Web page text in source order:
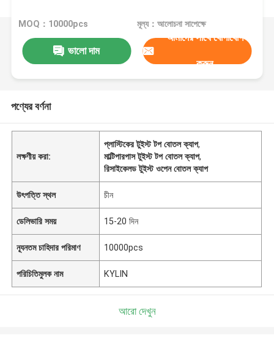
MOQ：10000pcs মূল্য：আলোচনা সাপেক্ষে
ভালো দাম
আমাদের সাথে যোগাযোগ
করুন
পণ্যের বর্ণনা
লক্ষণীয় করা:
প্লাস্টিকের টুইস্ট টপ বোতল ক্যাপ,
মাল্টিপারপাস টুইস্ট টপ বোতল ক্যাপ,
রিসাইকেলড টুইস্ট ওপেন বোতল ক্যাপ
উৎপত্তি স্থল চীন
ডেলিভারি সময় 15-20 দিন
ন্যূনতম চাহিদার পরিমাণ 10000pcs
পরিচিতিমুলক নাম KYLIN
আরো দেখুন